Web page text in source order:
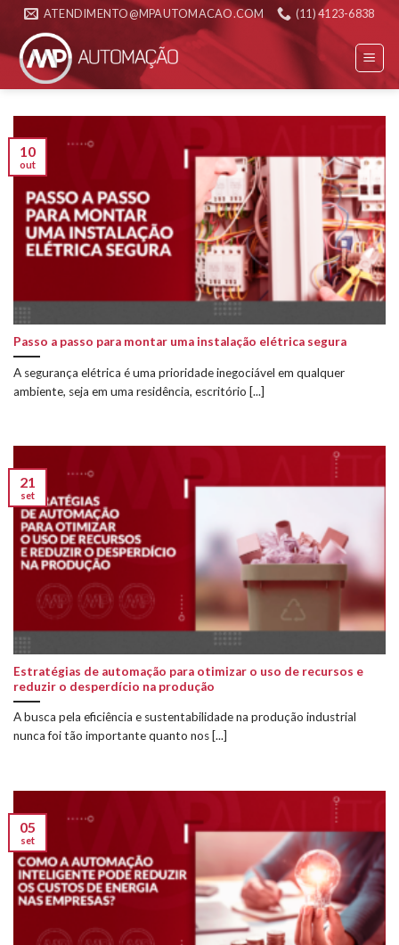
Skip
content
ATENDIMENTO@MPAUTOMACAO.COM (11) 4123-6838
Passo a passo para montar uma instalação elétrica segura
A segurança elétrica é uma prioridade inegociável em qualquer
ambiente, seja em uma residência, escritório [...]
10
out
Estratégias de automação para otimizar o uso de recursos e
reduzir o desperdício na produção
A busca pela eficiência e sustentabilidade na produção industrial
nunca foi tão importante quanto nos [...]
21
set
05
set